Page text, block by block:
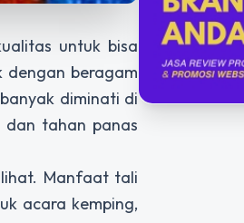
untuk bisa
dengan beragam
diminati di
dan tahan panas
Manfaat tali
acara kemping,